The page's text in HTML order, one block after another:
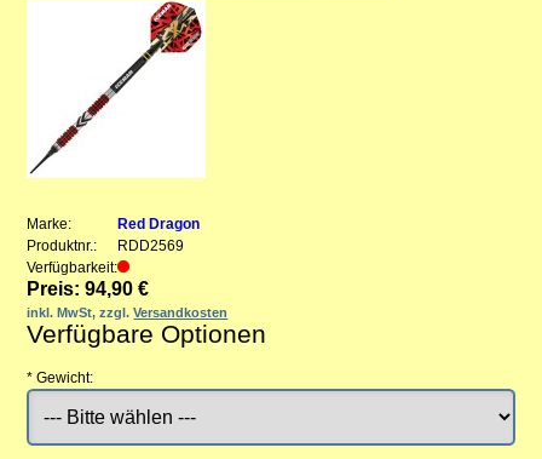
Marke:
Red Dragon
Produktnr.:
RDD2569
Verfügbarkeit:
Preis: 94,90 €
inkl. MwSt, zzgl.Versandkosten
Verfügbare Optionen
* Gewicht: